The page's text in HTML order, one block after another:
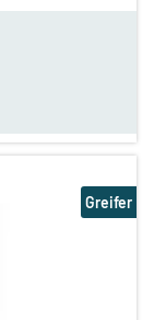
Greifer